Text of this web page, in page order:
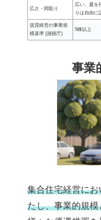
広さ・間取り
広い、庭を
りは自由に
賃貸経営の事業規
模基準 (国税庁)
5棟以上
事業
集合住宅経営に
たし、事業的規